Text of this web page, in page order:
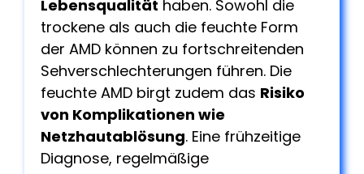
Lebensqualität haben. Sowohl die
trockene als auch die feuchte Form
der AMD können zu fortschreitenden
Sehverschlechterungen führen. Die
feuchte AMD birgt zudem das Risiko
von Komplikationen wie
Netzhautablösung. Eine frühzeitige
Diagnose, regelmäßige